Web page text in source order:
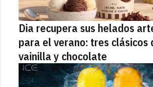
Dia recupera sus helados
para el verano: tres clásicos
vainilla y chocolate